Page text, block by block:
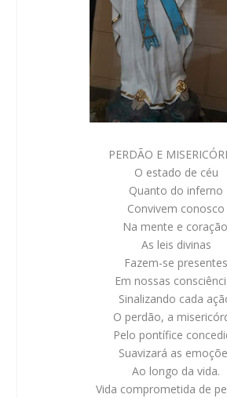
PERDÃO E
O estado de céu
Quanto do inferno
Convivem conosco
Na mente e
As leis divinas
Fazem-se presentes
Em nossas
Sinalizando cada
O perdão, a
Pelo pontífice
Suavizará as
Ao longo da vida.
Vida comprometida de